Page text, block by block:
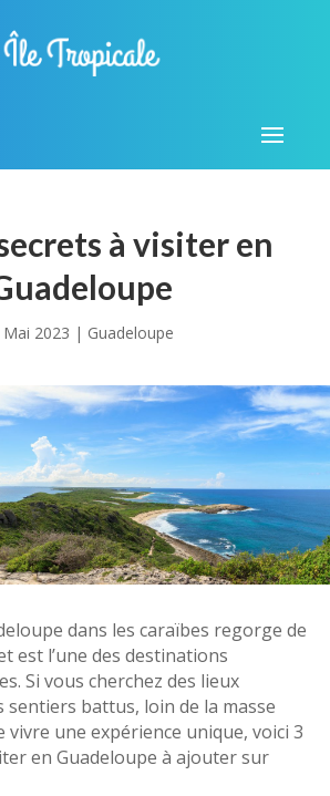
à visiter en
Mai 2023 | Guadeloupe
dans les caraïbes regorge de
est l’une des destinations
Si vous cherchez des lieux
sentiers battus, loin de la masse
une expérience unique, voici 3
en Guadeloupe à ajouter sur